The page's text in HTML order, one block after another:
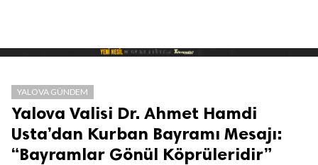
YALOVA GÜNDEM
Yalova Valisi Dr. Ahmet Hamdi
Usta’dan Kurban Bayramı Mesajı:
“Bayramlar Gönül Köprüleridir”